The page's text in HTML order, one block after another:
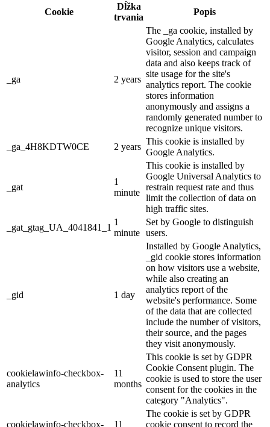
Cookie
Dĺžka
trvania
Popis
_ga 2 years
The _ga cookie, installed by
Google Analytics, calculates
visitor, session and campaign
data and also keeps track of
site usage for the site's
analytics report. The cookie
stores information
anonymously and assigns a
randomly generated number to
recognize unique visitors.
_ga_4H8KDTW0CE
2 years
This cookie is installed by
Google Analytics.
_gat
1
minute
This cookie is installed by
Google Universal Analytics to
restrain request rate and thus
limit the collection of data on
high traffic sites.
_gat_gtag_UA_4041841_1
1
minute
Set by Google to distinguish
users.
_gid 1 day
Installed by Google Analytics,
_gid cookie stores information
on how visitors use a website,
while also creating an
analytics report of the
website's performance. Some
of the data that are collected
include the number of visitors,
their source, and the pages
they visit anonymously.
cookielawinfo-checkbox-
analytics
11
months
This cookie is set by GDPR
Cookie Consent plugin. The
cookie is used to store the user
consent for the cookies in the
category "Analytics".
cookielawinfo-checkbox-
11
The cookie is set by GDPR
cookie consent to record the